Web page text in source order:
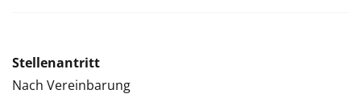
Stellenantritt
Nach Vereinbarung